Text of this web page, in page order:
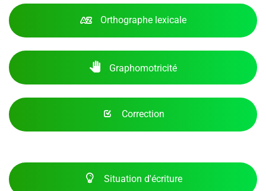
Orthographe lexicale
Graphomotricité
Correction
Situation d'écriture